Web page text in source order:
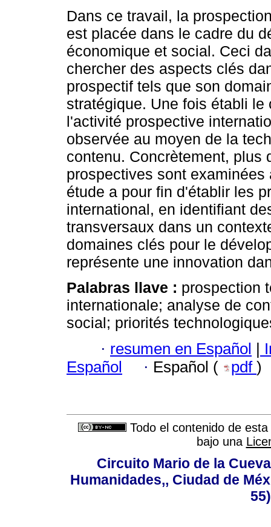
Dans ce travail, la
est placée dans le cadre du
économique et social. Ceci
chercher des aspects clés
prospectif tels que son
stratégique. Une fois établi le
l'activité prospective
observée au moyen de la
contenu. Concrètement, plus
prospectives sont
étude a pour fin d'établir les
international, en identifiant
transversaux dans un
domaines clés pour le
représente une innovation
Palabras llave : prospection
internationale; analyse de
social; priorités
· resumen en Español |
Español
· Español ( pdf )
Todo el contenido de
bajo una
Circuito Mario de la
Humanidades,, Ciudad de